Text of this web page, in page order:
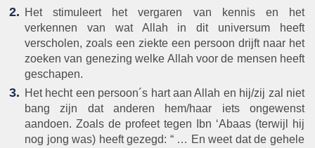
Het stimuleert het vergaren van kennis en het
verkennen van wat Allah in dit universum heeft
verscholen, zoals een ziekte een persoon drijft naar het
zoeken van genezing welke Allah voor de mensen heeft
geschapen.
Het hecht een persoon´s hart aan Allah en hij/zij zal niet
bang zijn dat anderen hem/haar iets ongewenst
aandoen. Zoals de profeet tegen Ibn ‘Abaas (terwijl hij
nog jong was) heeft gezegd: “ … En weet dat de gehele